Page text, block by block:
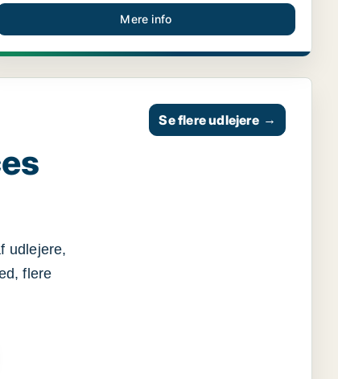
Mere info
udlejere,
flere
Se flere udlejere →